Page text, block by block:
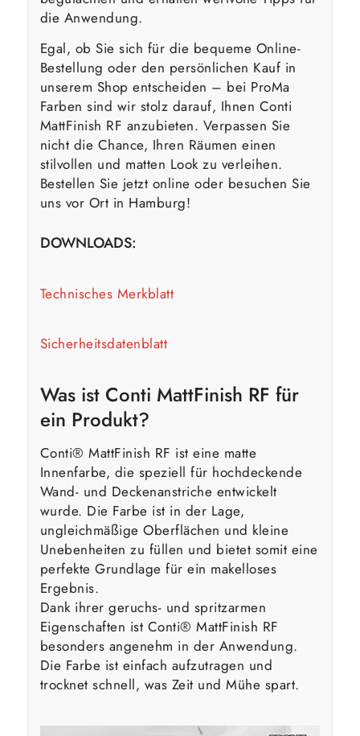
die Anwendung.
Egal, ob Sie sich für die bequeme Online-
Bestellung oder den persönlichen Kauf in
unserem Shop entscheiden – bei ProMa
Farben sind wir stolz darauf, Ihnen Conti
MattFinish RF anzubieten. Verpassen Sie
nicht die Chance, Ihren Räumen einen
stilvollen und matten Look zu verleihen.
Bestellen Sie jetzt online oder besuchen Sie
uns vor Ort in Hamburg!
DOWNLOADS:
Technisches Merkblatt
Sicherheitsdatenblatt
Was ist Conti MattFinish RF für
ein Produkt?
Conti® MattFinish RF ist eine matte
Innenfarbe, die speziell für hochdeckende
Wand- und Deckenanstriche entwickelt
wurde. Die Farbe ist in der Lage,
ungleichmäßige Oberflächen und kleine
Unebenheiten zu füllen und bietet somit eine
perfekte Grundlage für ein makelloses
Ergebnis.
Dank ihrer geruchs- und spritzarmen
Eigenschaften ist Conti® MattFinish RF
besonders angenehm in der Anwendung.
Die Farbe ist einfach aufzutragen und
trocknet schnell, was Zeit und Mühe spart.